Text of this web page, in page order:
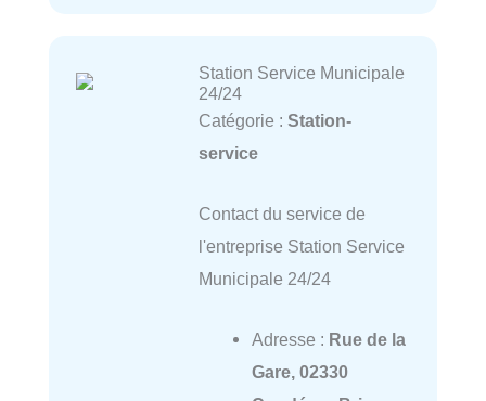
Station Service Municipale
24/24
Catégorie : Station-
service
Contact du service de
l'entreprise Station Service
Municipale 24/24
Adresse : Rue de la
Gare, 02330